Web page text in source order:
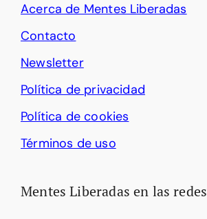
Acerca de Mentes Liberadas
Contacto
Newsletter
Política de privacidad
Política de cookies
Términos de uso
Mentes Liberadas en las redes